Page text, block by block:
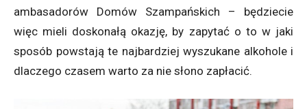
ambasadorów Domów Szampańskich – będziecie
więc mieli doskonałą okazję, by zapytać o to w jaki
sposób powstają te najbardziej wyszukane alkohole i
dlaczego czasem warto za nie słono zapłacić.